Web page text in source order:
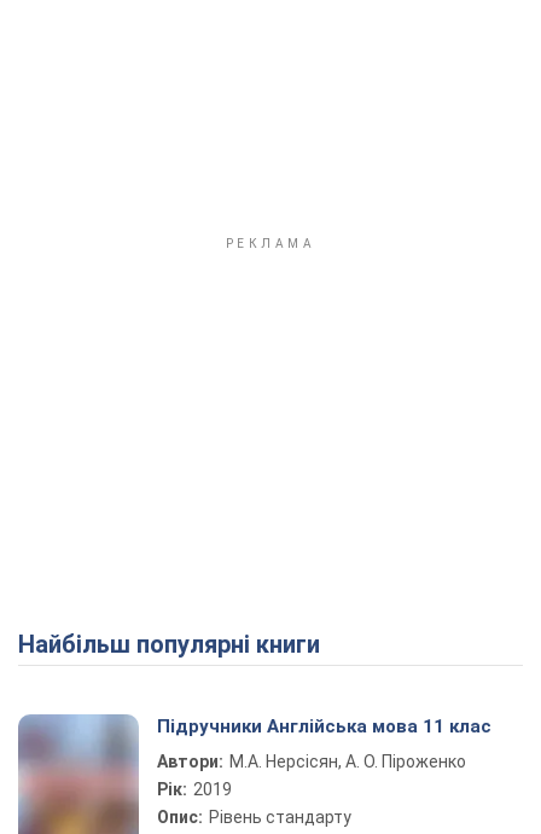
Найбільш популярні книги
Підручники Англійська мова 11 клас
Автори: М.А. Нерсісян, А. О. Піроженко
Рік: 2019
Опис: Рівень стандарту